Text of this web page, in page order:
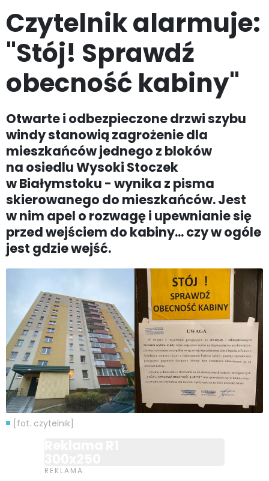
Czytelnik alarmuje:
"Stój! Sprawdź
obecność kabiny"
Otwarte i odbezpieczone drzwi szybu
windy stanowią zagrożenie dla
mieszkańców jednego z bloków
na osiedlu Wysoki Stoczek
w Białymstoku - wynika z pisma
skierowanego do mieszkańców. Jest
w nim apel o rozwagę i upewnianie się
przed wejściem do kabiny... czy w ogóle
jest gdzie wejść.
[fot. czytelnik]